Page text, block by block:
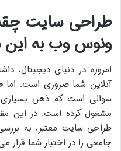
طراحی سایت
ونوس وب به این
امروزه در دنیای
آنلاین شما ضروری است. اما
سوالی است که ذهن
مشغول کرده است. در این
طراحی سایت معتبر، به
جامعی را در اختیار شما قرار